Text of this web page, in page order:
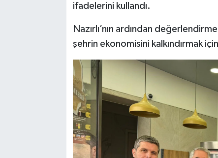
ifadelerini kullandı.
Nazırlı’nın ardından
şehrin ekonomisini kalkındırmak